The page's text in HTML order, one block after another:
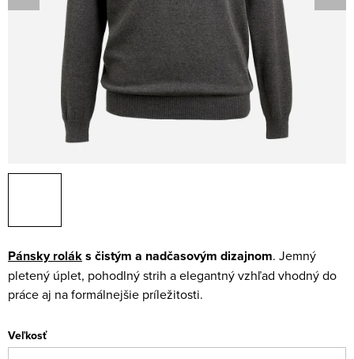
Pánsky roláks čistým a nadčasovým dizajnom. Jemný
pletený úplet, pohodlný strih a elegantný vzhľad vhodný do
práce aj na formálnejšie príležitosti.
Veľkosť